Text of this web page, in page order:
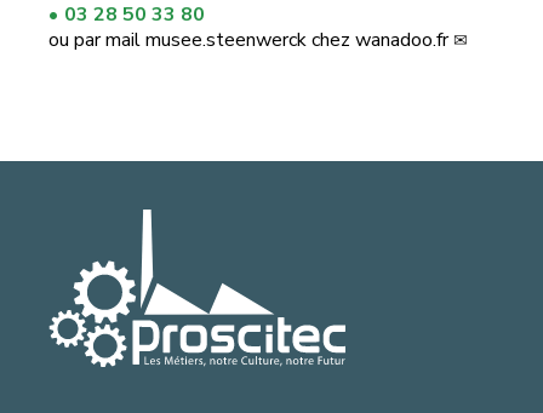
03 28 50 33 80
ou par mailmusee.steenwerckchez wanadoo.fr